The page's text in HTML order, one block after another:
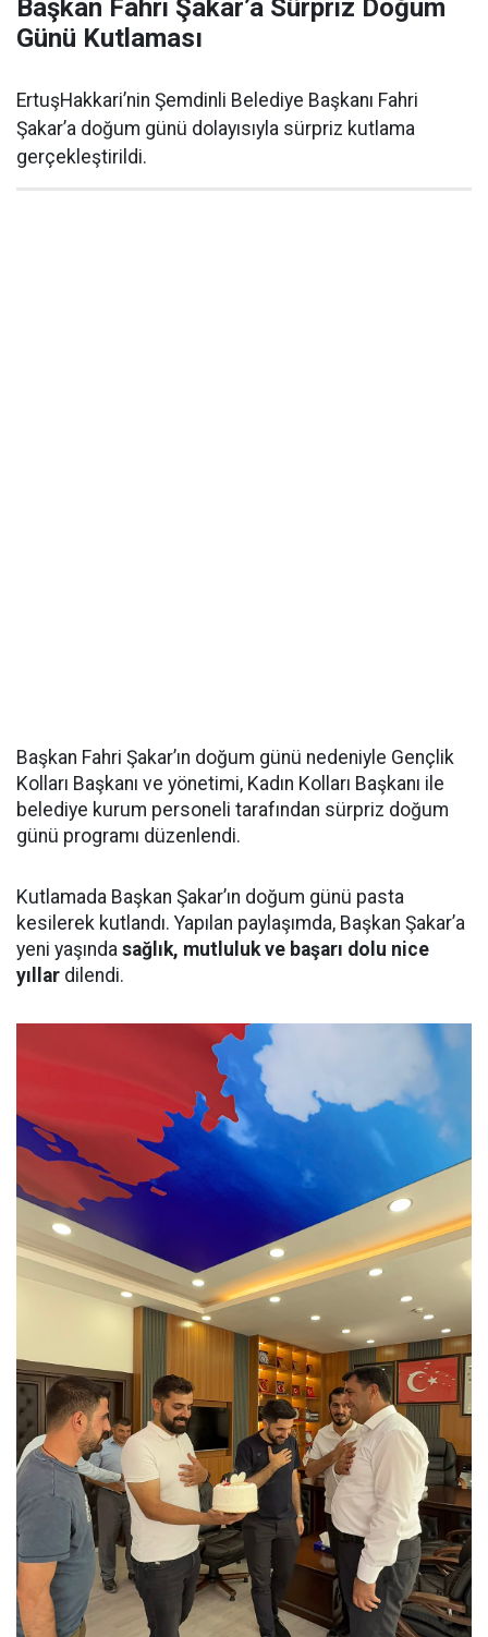
Başkan Fahri Şakar’a Sürpriz Doğum
Günü Kutlaması
ErtuşHakkari’nin Şemdinli Belediye Başkanı Fahri
Şakar’a doğum günü dolayısıyla sürpriz kutlama
gerçekleştirildi.
Başkan Fahri Şakar’ın doğum günü nedeniyle Gençlik
Kolları Başkanı ve yönetimi, Kadın Kolları Başkanı ile
belediye kurum personeli tarafından sürpriz doğum
günü programı düzenlendi.
Kutlamada Başkan Şakar’ın doğum günü pasta
kesilerek kutlandı. Yapılan paylaşımda, Başkan Şakar’a
yeni yaşında sağlık, mutluluk ve başarı dolu nice
yıllar dilendi.